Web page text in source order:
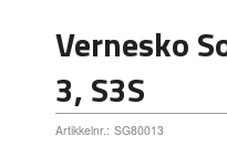
Vernesko
3, S3S
Artikkelnr.: SG80013